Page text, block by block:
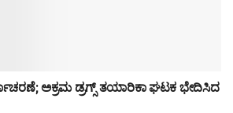
ಅಕ್ರಮ ಡ್ರಗ್ಸ್ ತಯಾರಿಕಾ ಘಟಕ ಭೇದಿಸಿದ